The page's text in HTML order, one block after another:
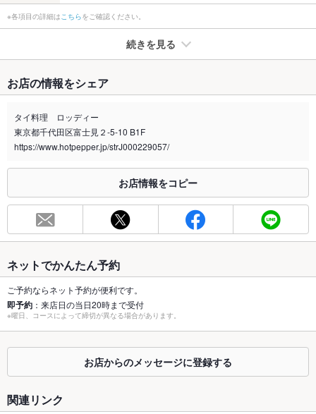
※各項目の詳細は こちらをご確認ください。
続きを見る
禁煙・喫煙
全席禁煙
喫煙専用室 なし
合わせください。
お席
容人数
個室 なし
座敷 なし
掘りごたつ なし
カウンター なし
ソファー
お店の情報をシェア
タイ料理 ロッディー
東京都千代田区富士見２-5-10 B1F
https://www.hotpepper.jp/strJ000229057/
お店情報をコピー
ネットでかんたん予約
ご予約ならネット予約が便利です。
即予約 ：来店日の当日20時まで受付
※曜日、コースによって締切が異なる場合があります。
お店からのメッセージに登録する
関連リンク